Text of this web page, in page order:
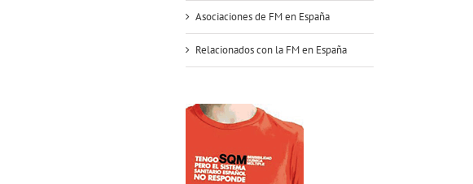
Asociaciones de FM en España
Relacionados con la FM en España